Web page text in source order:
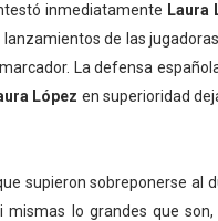
inmediatamente Laura
de las
La defensa
López en superioridad
sobreponerse al
lo grandes que